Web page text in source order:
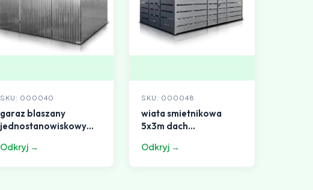
SKU: 000040
garaz blaszany
jednostanowiskowy
jednospadowy ocyn
Odkryj →
SKU: 000048
wiata smietnikowa
5x3m dach
Odkryj →